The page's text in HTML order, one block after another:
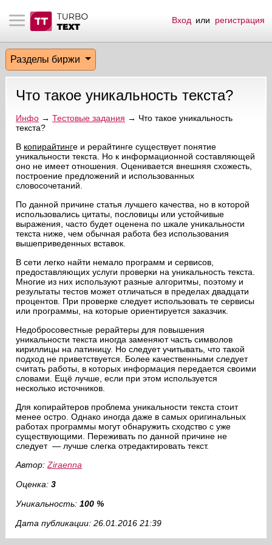
материалы
биржи
эфир
на сайте
сообщения
по форуму
Вход или регистрация
Разделы биржи
Что такое уникальность текста?
Инфо→ Тестовые задания → Что такое уникальность
текста?
В копирайтинге и рерайтинге существует понятие
уникальности текста. Но к информационной составляющей
оно не имеет отношения. Оценивается внешняя схожесть,
построение предложений и использованных
словосочетаний.
По данной причине статья лучшего качества, но в которой
использовались цитаты, пословицы или устойчивые
выражения, часто будет оценена по шкале уникальности
текста ниже, чем обычная работа без использования
вышеприведенных вставок.
В сети легко найти немало программ и сервисов,
предоставляющих услуги проверки на уникальность текста.
Многие из них используют разные алгоритмы, поэтому и
результаты тестов может отличаться в пределах двадцати
процентов. При проверке следует использовать те сервисы
или программы, на которые ориентируется заказчик.
Недобросовестные рерайтеры для повышения
уникальности текста иногда заменяют часть символов
кириллицы на латиницу. Но следует учитывать, что такой
подход не приветствуется. Более качественными следует
считать работы, в которых информация передается своими
словами. Ещё лучше, если при этом используется
несколько источников.
Для копирайтеров проблема уникальности текста стоит
менее остро. Однако иногда даже в самых оригинальных
работах программы могут обнаружить сходство с уже
существующими. Переживать по данной причине не
следует ­ — лучше слегка отредактировать текст.
Автор: Ziraenna
Оценка: 3
Уникальность: 100 %
Дата публикации: 26.01.2016 21:39